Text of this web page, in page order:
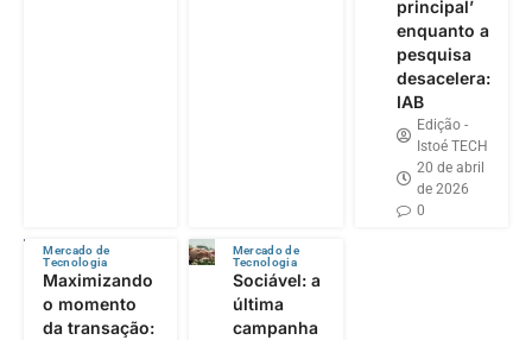
principal’
enquanto a
pesquisa
desacelera:
IAB
Edição -
Istoé TECH
20 de abril
de 2026
0
Mercado de
Tecnologia
Maximizando
o momento
da transação:
Mercado de
Tecnologia
Sociável: a
última
campanha